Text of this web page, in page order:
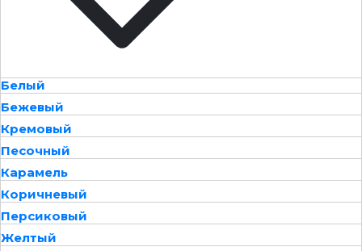
Белый
Бежевый
Кремовый
Песочный
Карамель
Коричневый
Персиковый
Желтый